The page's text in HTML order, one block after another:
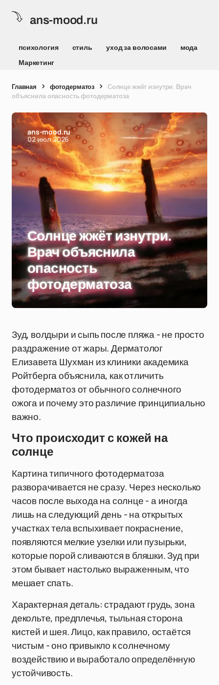
ans-mood.ru
психология стиль уход за волосами
мода
Маркетинг
Главная фотодерматоз
Солнце жжёт изнутри. Врач
объяснила опасность фотодерматоза
ans-mood.ru
02 июл 2026
Солнце жжёт изнутри.
Врач объяснила
опасность
фотодерматоза
Зуд, волдыри и сыпь после пляжа - не просто
раздражение от жары. Дерматолог
Елизавета Шухман из клиники академика
Ройтберга объяснила, как отличить
фотодерматоз от обычного солнечного
ожога и почему это различие принципиально
важно.
Что происходит с кожей на
солнце
Картина типичного фотодерматоза
разворачивается не сразу. Через несколько
часов после выхода на солнце - а иногда
лишь на следующий день - на открытых
участках тела вспыхивает покраснение,
появляются мелкие узелки или пузырьки,
которые порой сливаются в бляшки. Зуд при
этом бывает настолько выраженным, что
мешает спать.
Характерная деталь: страдают грудь, зона
декольте, предплечья, тыльная сторона
кистей и шея. Лицо, как правило, остаётся
чистым - оно привыкло к солнечному
воздействию и выработало определённую
устойчивость.